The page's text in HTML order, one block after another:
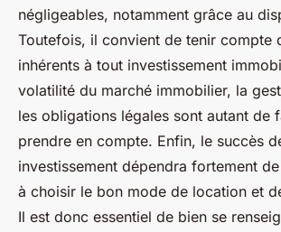
négligeables, notamment grâce au
Toutefois, il convient de tenir compte
inhérents à tout investissement
volatilité du marché immobilier, la
les obligations légales sont autant de
prendre en compte. Enfin, le succès
investissement dépendra fortement
à choisir le bon mode de location et
Il est donc essentiel de bien se